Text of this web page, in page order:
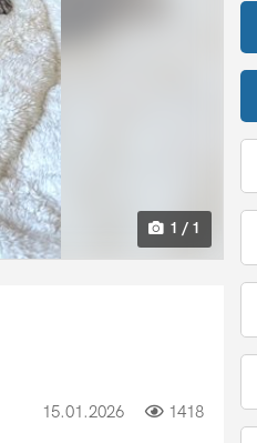
1 / 1
15.01.2026 1418